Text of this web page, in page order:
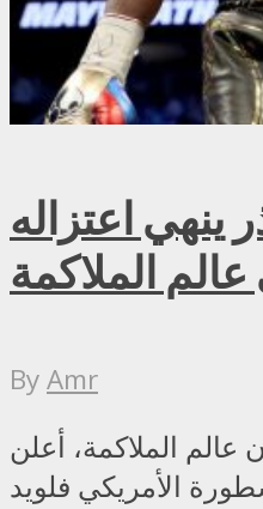
ينهي اعتزاله
الملاكمة
ByAmr
الملاكمة، أعلن